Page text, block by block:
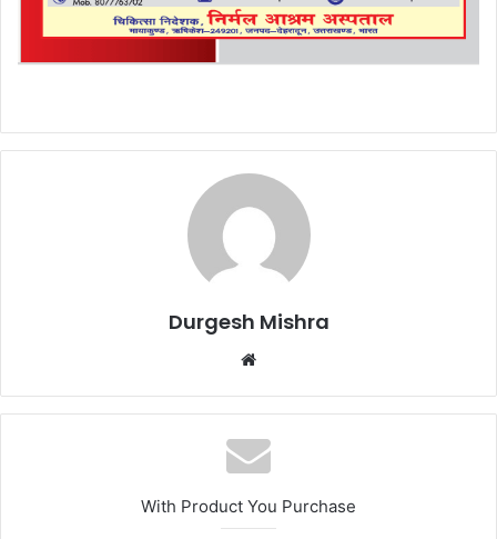
Durgesh Mishra
Website
With Product You Purchase